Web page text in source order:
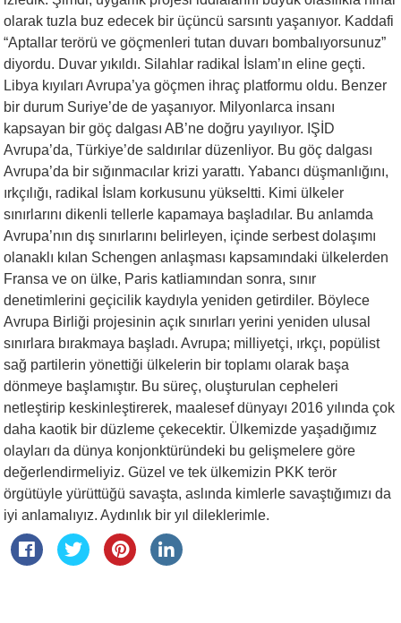
olarak tuzla buz edecek bir üçüncü sarsıntı yaşanıyor. Kaddafi
“Aptallar terörü ve göçmenleri tutan duvarı bombalıyorsunuz”
diyordu. Duvar yıkıldı. Silahlar radikal İslam’ın eline geçti.
Libya kıyıları Avrupa’ya göçmen ihraç platformu oldu. Benzer
bir durum Suriye’de de yaşanıyor. Milyonlarca insanı
kapsayan bir göç dalgası AB’ne doğru yayılıyor. IŞİD
Avrupa’da, Türkiye’de saldırılar düzenliyor. Bu göç dalgası
Avrupa’da bir sığınmacılar krizi yarattı. Yabancı düşmanlığını,
ırkçılığı, radikal İslam korkusunu yükseltti. Kimi ülkeler
sınırlarını dikenli tellerle kapamaya başladılar. Bu anlamda
Avrupa’nın dış sınırlarını belirleyen, içinde serbest dolaşımı
olanaklı kılan Schengen anlaşması kapsamındaki ülkelerden
Fransa ve on ülke, Paris katliamından sonra, sınır
denetimlerini geçicilik kaydıyla yeniden getirdiler. Böylece
Avrupa Birliği projesinin açık sınırları yerini yeniden ulusal
sınırlara bırakmaya başladı. Avrupa; milliyetçi, ırkçı, popülist
sağ partilerin yönettiği ülkelerin bir toplamı olarak başa
dönmeye başlamıştır. Bu süreç, oluşturulan cepheleri
netleştirip keskinleştirerek, maalesef dünyayı 2016 yılında çok
daha kaotik bir düzleme çekecektir. Ülkemizde yaşadığımız
olayları da dünya konjonktüründeki bu gelişmelere göre
değerlendirmeliyiz. Güzel ve tek ülkemizin PKK terör
örgütüyle yürüttüğü savaşta, aslında kimlerle savaştığımızı da
iyi anlamalıyız. Aydınlık bir yıl dileklerimle.